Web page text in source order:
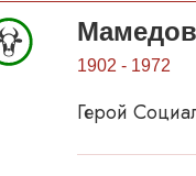
1902 - 1972
Герой